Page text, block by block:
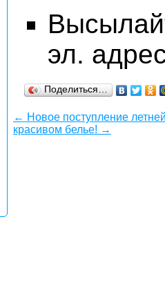
эл.
Поделиться…
← Новое поступление
красивом белье! →